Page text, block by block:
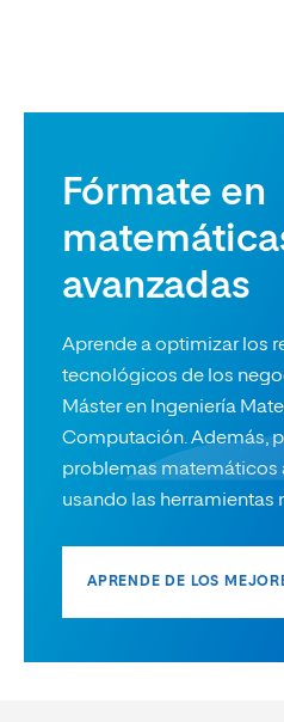
Fórmate en
avanzadas
Aprende a optimizar los
tecnológicos de los
Máster en Ingeniería
Computación. Además,
problemas matemáticos
usando las herramientas
APRENDE DE LOS